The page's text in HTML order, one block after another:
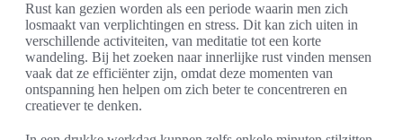
Rust kan gezien worden als een periode waarin men zich
losmaakt van verplichtingen en stress. Dit kan zich uiten in
verschillende activiteiten, van meditatie tot een korte
wandeling. Bij het zoeken naar innerlijke rust vinden mensen
vaak dat ze efficiënter zijn, omdat deze momenten van
ontspanning hen helpen om zich beter te concentreren en
creatiever te denken.